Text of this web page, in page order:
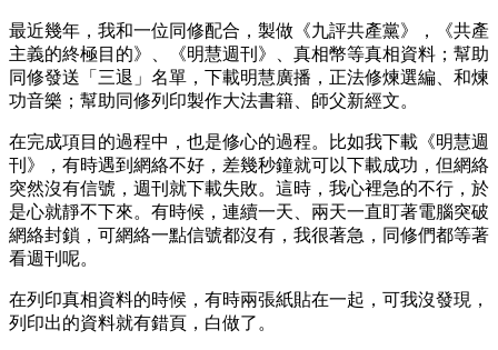
最近幾年，我和一位同修配合，製做《九評共產黨》，《共產
主義的終極目的》、《明慧週刊》、真相幣等真相資料；幫助
同修發送「三退」名單，下載明慧廣播，正法修煉選編、和煉
功音樂；幫助同修列印製作大法書籍、師父新經文。
在完成項目的過程中，也是修心的過程。比如我下載《明慧週
刊》，有時遇到網絡不好，差幾秒鐘就可以下載成功，但網絡
突然沒有信號，週刊就下載失敗。這時，我心裡急的不行，於
是心就靜不下來。有時候，連續一天、兩天一直盯著電腦突破
網絡封鎖，可網絡一點信號都沒有，我很著急，同修們都等著
看週刊呢。
在列印真相資料的時候，有時兩張紙貼在一起，可我沒發現，
列印出的資料就有錯頁，白做了。